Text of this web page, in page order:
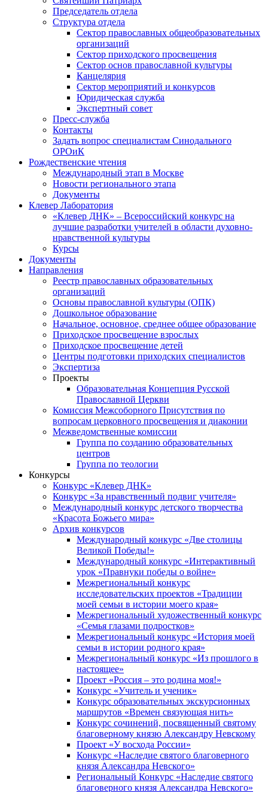
Председатель отдела
Структура отдела
Сектор православных общеобразовательных
организаций
Сектор приходского просвещения
Сектор основ православной культуры
Канцелярия
Сектор мероприятий и конкурсов
Юридическая служба
Экспертный совет
Пресс-служба
Контакты
Задать вопрос специалистам Синодального
ОРОиК
Рождественские чтения
Международный этап в Москве
Новости регионального этапа
Документы
Клевер Лаборатория
«Клевер ДНК» – Всероссийский конкурс на
лучшие разработки учителей в области духовно-
нравственной культуры
Курсы
Документы
Направления
Реестр православных образовательных
организаций
Основы православной культуры (ОПК)
Дошкольное образование
Начальное, основное, среднее общее образование
Приходское просвещение взрослых
Приходское просвещение детей
Центры подготовки приходских специалистов
Экспертиза
Проекты
Образовательная Концепция Русской
Православной Церкви
Комиссия Межсоборного Присутствия по
вопросам церковного просвещения и диаконии
Межведомственные комиссии
Группа по созданию образовательных
центров
Группа по теологии
Конкурсы
Конкурс «Клевер ДНК»
Конкурс «За нравственный подвиг учителя»
Международный конкурс детского творчества
«Красота Божьего мира»
Архив конкурсов
Международный конкурс «Две столицы
Великой Победы!»
Международный конкурс «Интерактивный
урок «Правнуки победы о войне»
Межрегиональный конкурс
исследовательских проектов «Традиции
моей семьи в истории моего края»
Межрегиональный художественный конкурс
«Семья глазами подростков»
Межрегиональный конкурс «История моей
семьи в истории родного края»
Межрегиональный конкурс «Из прошлого в
настоящее»
Проект «Россия – это родина моя!»
Конкурс «Учитель и ученик»
Конкурс образовательных экскурсионных
маршрутов «Времен связующая нить»
Конкурс сочинений, посвященный святому
благоверному князю Александру Невскому
Проект «У восхода России»
Конкурс «Наследие святого благоверного
князя Александра Невского»
Региональный Конкурс «Наследие святого
благоверного князя Александра Невского»